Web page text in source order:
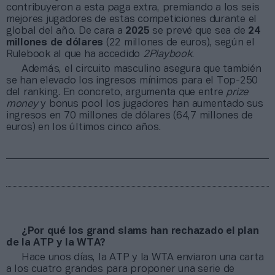
contribuyeron a esta paga extra, premiando a los seis
mejores jugadores de estas competiciones durante el
global del año. De cara a 2025 se prevé que sea de 24
millones de dólares (22 millones de euros), según el
Rulebook al que ha accedido 2Playbook.
Además, el circuito masculino asegura que también
se han elevado los ingresos mínimos para el Top-250
del ranking. En concreto, argumenta que entre prize
moneyy bonus pool los jugadores han aumentado sus
ingresos en 70 millones de dólares (64,7 millones de
euros) en los últimos cinco años.
¿Por qué los grand slams han rechazado el plan
de la ATP y la WTA?
Hace unos días, la ATP y la WTA enviaron una carta
a los cuatro grandes para proponer una serie de